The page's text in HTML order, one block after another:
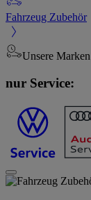
Fahrzeug Zubehör
Unsere Marken
nur Service: